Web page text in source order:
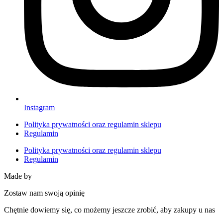
Instagram
Polityka prywatności oraz regulamin sklepu
Regulamin
Polityka prywatności oraz regulamin sklepu
Regulamin
Made by
Zostaw nam swoją opinię
Chętnie dowiemy się, co możemy jeszcze zrobić, aby zakupy u nas